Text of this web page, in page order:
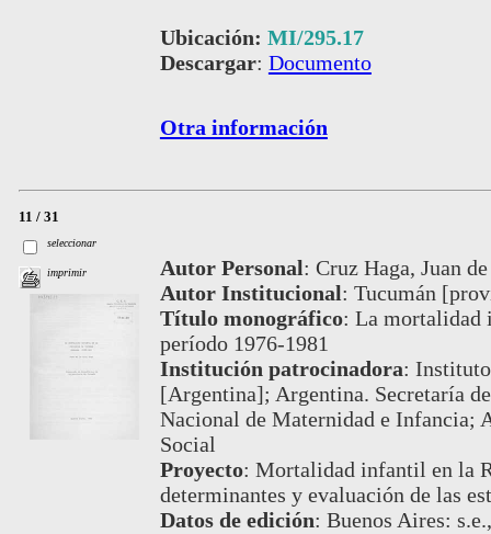
Ubicación: MI/295.17
Descargar: Documento
Otra información
11 / 31
seleccionar
imprimir Autor Personal: Cruz Haga, Juan
Autor Institucional: Tucumán
Título monográfico: La mortalidad
período 1976-1981
Institución patrocinadora:
[Argentina]; Argentina. Secretaría
Nacional de Maternidad e Infancia;
Social
Proyecto: Mortalidad infantil en la
determinantes y evaluación de las
Datos de edición: Buenos Aires: